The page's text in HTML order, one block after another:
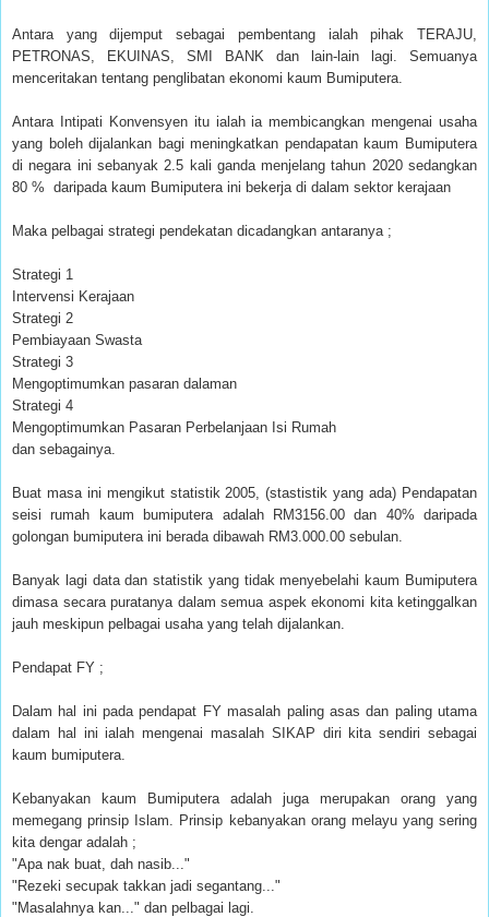
Antara yang dijemput sebagai pembentang ialah pihak TERAJU,
PETRONAS, EKUINAS, SMI BANK dan lain-lain lagi. Semuanya
menceritakan tentang penglibatan ekonomi kaum Bumiputera.
Antara Intipati Konvensyen itu ialah ia membicangkan mengenai usaha
yang boleh dijalankan bagi meningkatkan pendapatan kaum Bumiputera
di negara ini sebanyak 2.5 kali ganda menjelang tahun 2020 sedangkan
80 % daripada kaum Bumiputera ini bekerja di dalam sektor kerajaan
Maka pelbagai strategi pendekatan dicadangkan antaranya ;
Strategi 1
Intervensi Kerajaan
Strategi 2
Pembiayaan Swasta
Strategi 3
Mengoptimumkan pasaran dalaman
Strategi 4
Mengoptimumkan Pasaran Perbelanjaan Isi Rumah
dan sebagainya.
Buat masa ini mengikut statistik 2005, (stastistik yang ada) Pendapatan
seisi rumah kaum bumiputera adalah RM3156.00 dan 40% daripada
golongan bumiputera ini berada dibawah RM3.000.00 sebulan.
Banyak lagi data dan statistik yang tidak menyebelahi kaum Bumiputera
dimasa secara puratanya dalam semua aspek ekonomi kita ketinggalkan
jauh meskipun pelbagai usaha yang telah dijalankan.
Pendapat FY ;
Dalam hal ini pada pendapat FY masalah paling asas dan paling utama
dalam hal ini ialah mengenai masalah SIKAP diri kita sendiri sebagai
kaum bumiputera.
Kebanyakan kaum Bumiputera adalah juga merupakan orang yang
memegang prinsip Islam. Prinsip kebanyakan orang melayu yang sering
kita dengar adalah ;
"Apa nak buat, dah nasib..."
"Rezeki secupak takkan jadi segantang..."
"Masalahnya kan..." dan pelbagai lagi.